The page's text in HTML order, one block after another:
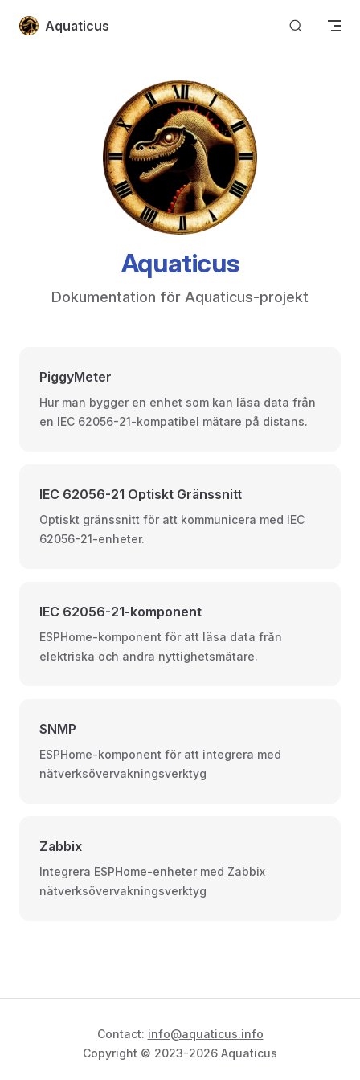
Skip to content
Aquaticus
Aquaticus
Dokumentation för Aquaticus-projekt
PiggyMeter
Hur man bygger en enhet som kan läsa data från
en IEC 62056-21-kompatibel mätare på distans.
IEC 62056-21 Optiskt Gränssnitt
Optiskt gränssnitt för att kommunicera med IEC
62056-21-enheter.
IEC 62056-21-komponent
ESPHome-komponent för att läsa data från
elektriska och andra nyttighetsmätare.
SNMP
ESPHome-komponent för att integrera med
nätverksövervakningsverktyg
Zabbix
Integrera ESPHome-enheter med Zabbix
nätverksövervakningsverktyg
Contact: info@aquaticus.info
Copyright © 2023-2026 Aquaticus